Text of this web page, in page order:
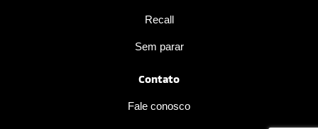
Recall
Sem parar
Contato
Fale conosco